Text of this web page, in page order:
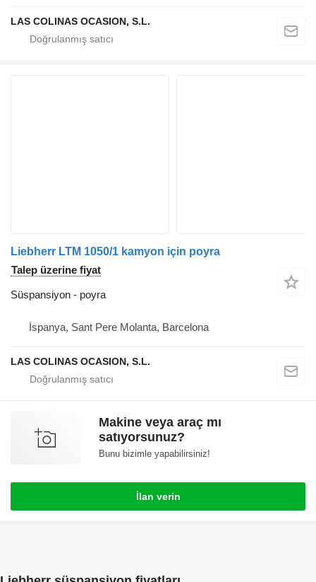
LAS COLINAS OCASION, S.L.
Liebherr LTM 1050/1 kamyon için poyra
Talep üzerine fiyat
Süspansiyon - poyra
İspanya, Sant Pere Molanta, Barcelona
LAS COLINAS OCASION, S.L.
Makine veya araç mı
satıyorsunuz?
Bunu bizimle yapabilirsiniz!
İlan verin